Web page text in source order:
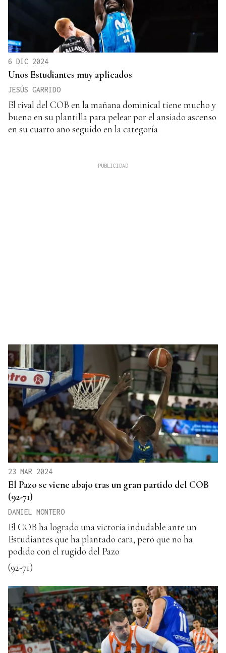
6 DIC 2024
Unos Estudiantes muy aplicados
JESÚS GARRIDO
El rival del COB en la mañana dominical tiene mucho y
bueno en su plantilla para pelear por el ansiado ascenso
en su cuarto año seguido en la categoría
23 MAR 2024
El Pazo se viene abajo tras un gran partido del COB
(92-71)
DANIEL MONTERO
El COB ha logrado una victoria indudable ante un
Estudiantes que ha plantado cara, pero que no ha
podido con el rugido del Pazo
(92-71)